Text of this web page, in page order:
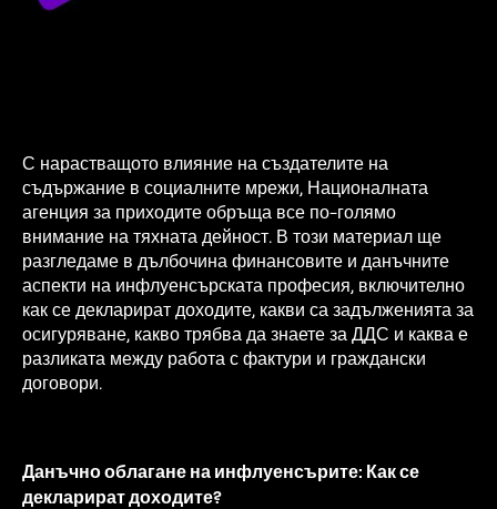
С нарастващото влияние на създателите на
съдържание в социалните мрежи, Националната
агенция за приходите обръща все по-голямо
внимание на тяхната дейност. В този материал ще
разгледаме в дълбочина финансовите и данъчните
аспекти на инфлуенсърската професия, включително
как се декларират доходите, какви са задълженията за
осигуряване, какво трябва да знаете за ДДС и каква е
разликата между работа с фактури и граждански
договори.
Данъчно облагане на инфлуенсърите: Как се
декларират доходите?